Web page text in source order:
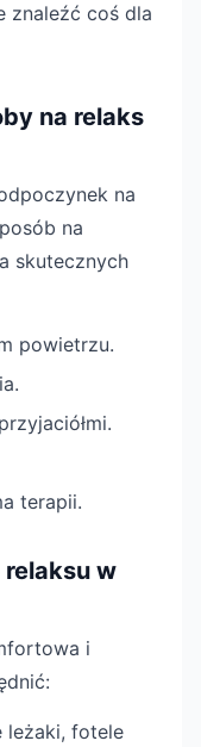
znaleźć coś dla
na relaks
na
na
skutecznych
powietrzu.
terapii.
w
i
leżaki, fotele